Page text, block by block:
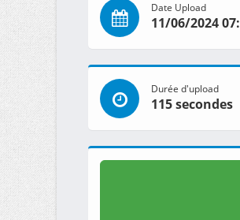
Date Upload
11/06/2024
Durée d'upload
115 secondes